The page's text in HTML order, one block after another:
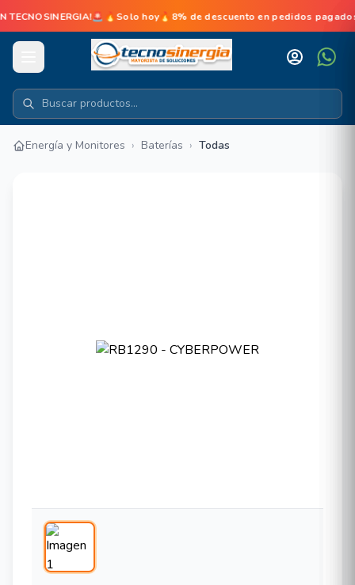
TECNOSINERGIA!🚨🔥Solo hoy🔥8% de descuento en pedidos
Energía y Monitores › Baterías › Todas